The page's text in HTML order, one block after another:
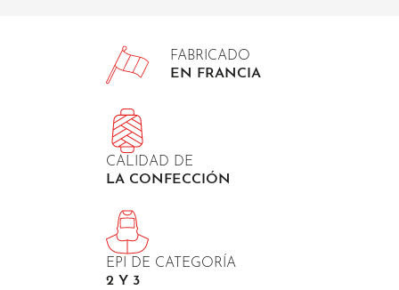
FABRICADO
EN FRANCIA
CALIDAD DE
LA CONFECCIÓN
EPI DE CATEGORÍA
2 Y 3